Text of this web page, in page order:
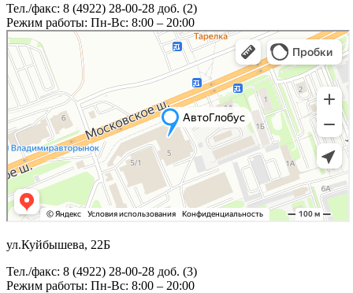
Тел./факс: 8 (4922) 28-00-28 доб. (2)
Режим работы: Пн-Вс: 8:00 – 20:00
ул.Куйбышева, 22Б
Тел./факс: 8 (4922) 28-00-28 доб. (3)
Режим работы: Пн-Вс: 8:00 – 20:00